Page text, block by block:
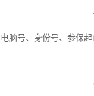
脑号、身份号、参保